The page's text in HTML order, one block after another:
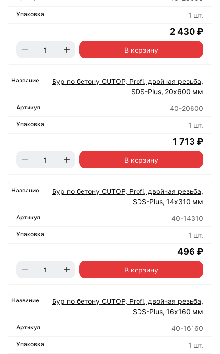
1 шт.
2 430 ₽
В корзину
Бур по бетону CUTOP, Profi, двойная резьба,
SDS-Plus, 20х600 мм
40-20600
1 шт.
1 713 ₽
В корзину
Бур по бетону CUTOP, Profi, двойная резьба,
SDS-Plus, 14х310 мм
40-14310
1 шт.
496 ₽
В корзину
Бур по бетону CUTOP, Profi, двойная резьба,
SDS-Plus, 16х160 мм
40-16160
1 шт.